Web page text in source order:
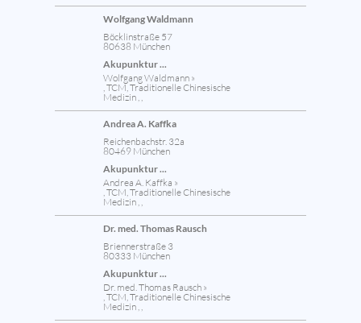
Wolfgang Waldmann
Böcklinstraße 57
80638 München
Akupunktur ...
Wolfgang Waldmann »
, TCM, Traditionelle Chinesische
Medizin , ,
Andrea A. Kaffka
Reichenbachstr. 32a
80469 München
Akupunktur ...
Andrea A. Kaffka »
, TCM, Traditionelle Chinesische
Medizin , ,
Dr. med. Thomas Rausch
Briennerstraße 3
80333 München
Akupunktur ...
Dr. med. Thomas Rausch »
, TCM, Traditionelle Chinesische
Medizin , ,